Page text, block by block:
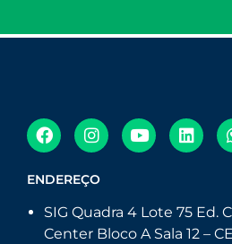
ENDEREÇO
SIG Quadra 4 Lote 75 Ed.
Center Bloco A Sala 12 –